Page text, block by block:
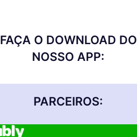
FAÇA O DOWNLOAD DO
NOSSO APP:
PARCEIROS: